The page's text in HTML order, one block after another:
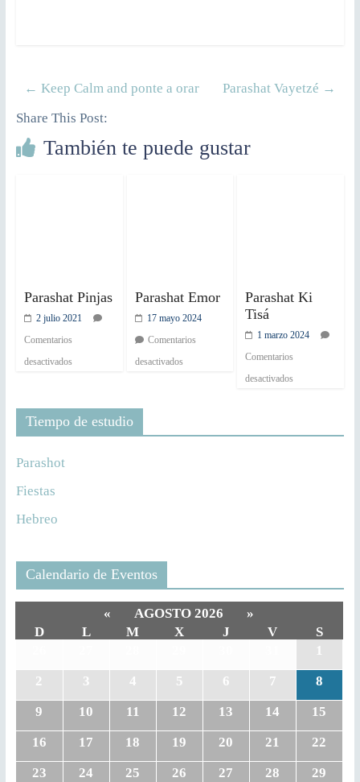
← Keep Calm and ponte a orar Parashat Vayetzé →
Share This Post:
También te puede gustar
Parashat Pinjas
2 julio 2021
Comentarios
desactivados
Parashat Emor
17 mayo 2024
Comentarios
desactivados
Parashat Ki
Tisá
1 marzo 2024
Comentarios
desactivados
Tiempo de estudio
Parashot
Fiestas
Hebreo
Calendario de Eventos
« AGOSTO 2026
»
D
L M X J V
S
1
2
3 4 5 6 7
8
9
10 11 12 13 14
15
16
17 18 19 20 21
22
23
24 25 26 27 28
29